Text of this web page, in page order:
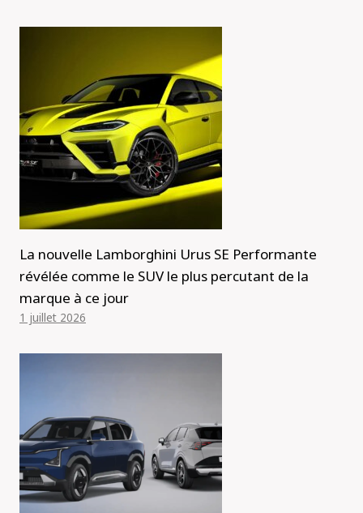
La nouvelle Lamborghini Urus SE Performante
révélée comme le SUV le plus percutant de la
marque à ce jour
1 juillet 2026